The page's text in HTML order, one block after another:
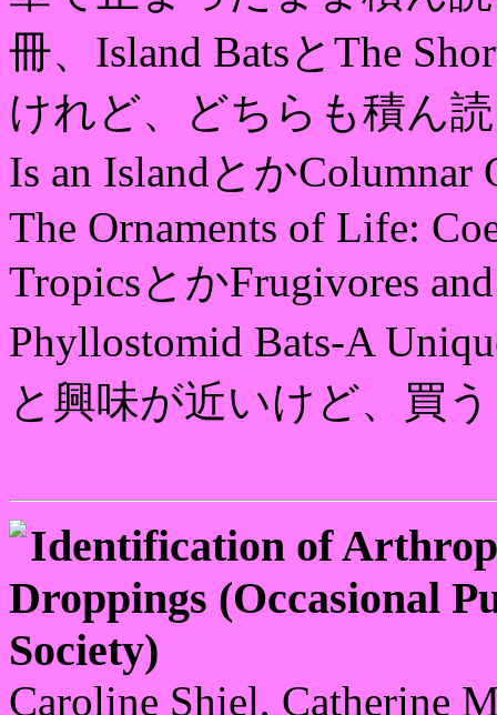
冊、Island BatsとThe
けれど、どちらも積ん
Is an IslandとかColumnar
The Ornaments of Life:
TropicsとかFrugivores
Phyllostomid Bats-A
と興味が近いけど、買
Identification of
Droppings (Occasional
Society)
Caroline Shiel, Catherine